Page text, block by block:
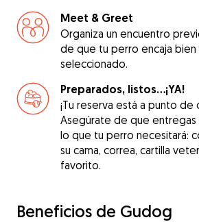
Meet & Greet
Organiza un encuentro
de que tu perro encaja
seleccionado.
Preparados, listos...¡YA!
¡Tu reserva está a punto de
Asegúrate de que
lo que tu perro necesitará:
su cama, correa, cartilla
favorito.
Beneficios de Gudog